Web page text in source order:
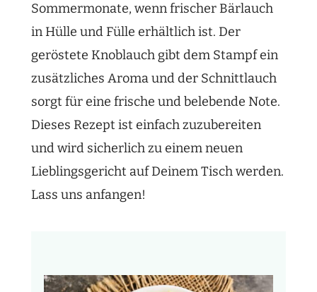
Sommermonate, wenn frischer Bärlauch
in Hülle und Fülle erhältlich ist. Der
geröstete Knoblauch gibt dem Stampf ein
zusätzliches Aroma und der Schnittlauch
sorgt für eine frische und belebende Note.
Dieses Rezept ist einfach zuzubereiten
und wird sicherlich zu einem neuen
Lieblingsgericht auf Deinem Tisch werden.
Lass uns anfangen!